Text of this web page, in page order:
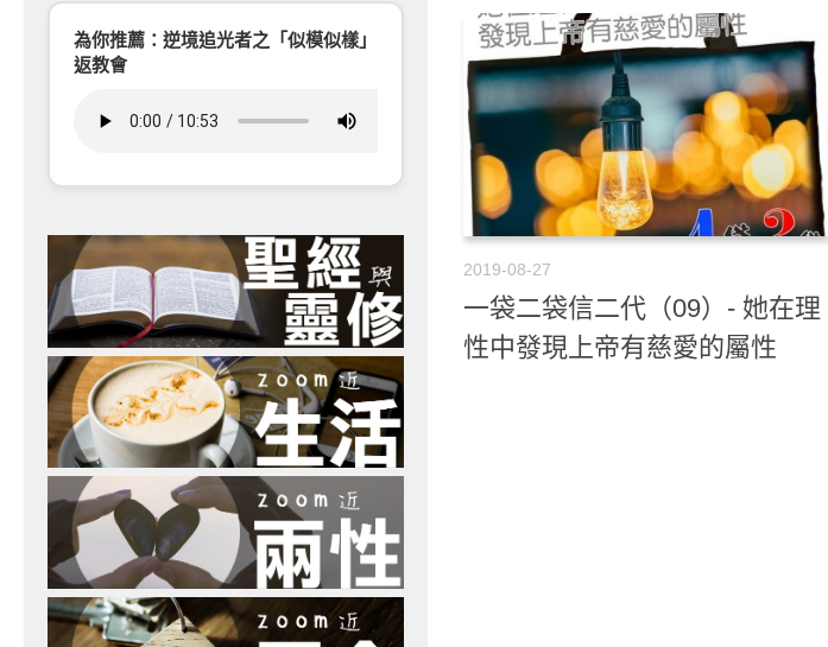
2019-08-27
一袋二袋信二代（09）- 她在理
性中發現上帝有慈愛的屬性
為你推薦：逆境追光者之「似模似樣」
返教會